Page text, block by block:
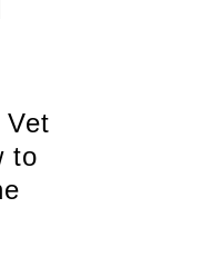
Vet
to